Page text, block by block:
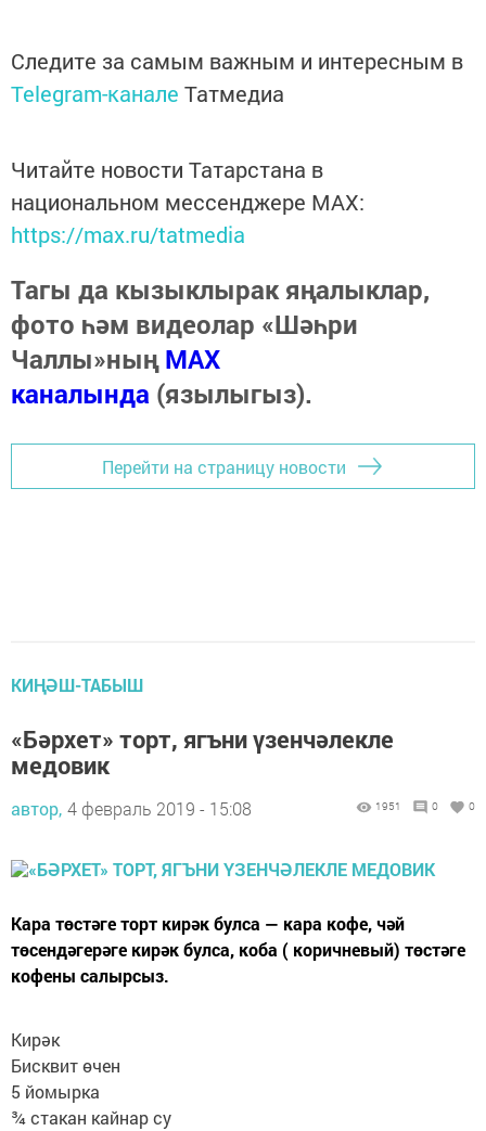
Следите за самым важным и интересным в
Telegram-канале Татмедиа
Читайте новости Татарстана в
национальном мессенджере MАХ:
https://max.ru/tatmedia
Тагы да кызыклырак яңалыклар,
фото һәм видеолар «Шәһри
Чаллы»ныңMAX
каналында (язылыгыз).
Перейти на страницу новости
КИҢӘШ-ТАБЫШ
«Бәрхет» торт, ягъни үзенчәлекле
медовик
автор, 4 февраль 2019 - 15:08 1951 0 0
Кара төстәге торт кирәк булса — кара кофе, чәй
төсендәгерәге кирәк булса, коба ( коричневый) төстәге
кофены салырсыз.
Кирәк
Бисквит өчен
5 йомырка
¾ стакан кайнар су